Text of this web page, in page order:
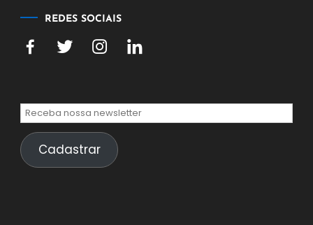
REDES SOCIAIS
Cadastrar